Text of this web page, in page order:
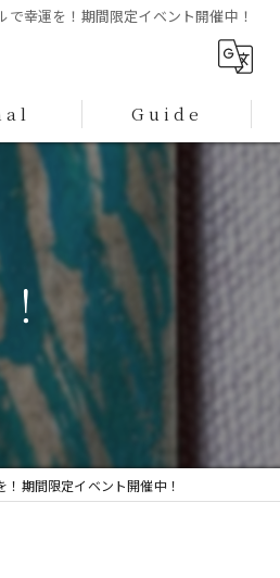
で幸運を！期間限定イベント開催中！
Guide
プライバシーポリシー
特定商取引に基づく表記
！期間限定イベント開催中！